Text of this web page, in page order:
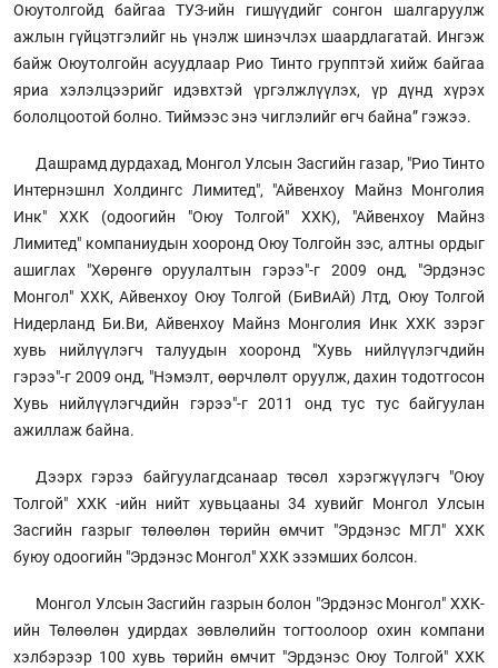
Оюутолгойд байгаа ТУЗ-ийн гишүүдийг сонгон шалгаруулж
ажлын гүйцэтгэлийг нь үнэлж шинэчлэх шаардлагатай. Ингэж
байж Оюутолгойн асуудлаар Рио Тинто групптэй хийж байгаа
яриа хэлэлцээрийг идэвхтэй үргэлжлүүлэх, үр дүнд хүрэх
бололцоотой болно. Тиймээс энэ чиглэлийг өгч байна” гэжээ.
Дашрамд дурдахад, Монгол Улсын Засгийн газар, "Рио Тинто
Интернэшнл Холдингс Лимитед", "Айвенхоу Майнз Монголия
Инк" ХХК (одоогийн "Оюу Толгой" ХХК), "Айвенхоу Майнз
Лимитед" компаниудын хооронд Оюу Толгойн зэс, алтны ордыг
ашиглах "Хөрөнгө оруулалтын гэрээ"-г 2009 онд, "Эрдэнэс
Монгол" ХХК, Айвенхоу Оюу Толгой (БиВиАй) Лтд, Оюу Толгой
Нидерланд Би.Ви, Айвенхоу Майнз Монголия Инк XXK зэрэг
хувь нийлүүлэгч талуудын хооронд "Хувь нийлүүлэгчдийн
гэрээ"-г 2009 онд, "Нэмэлт, өөрчлөлт оруулж, дахин тодотгосон
Хувь нийлүүлэгчдийн гэрээ"-г 2011 онд тус тус байгуулан
ажиллаж байна.
Дээрх гэрээ байгуулагдсанаар төсөл хэрэгжүүлэгч "Оюу
Толгой" ХХК -ийн нийт хувьцааны 34 хувийг Монгол Улсын
Засгийн газрыг төлөөлөн төрийн өмчит "Эрдэнэс МГЛ" ХХК
буюу одоогийн "Эрдэнэс Монгол" ХХК эзэмших болсон.
Монгол Улсын Засгийн газрын болон "Эрдэнэс Монгол" ХХК-
ийн Төлөөлөн удирдах зөвлөлийн тогтоолоор охин компани
хэлбэрээр 100 хувь төрийн өмчит "Эрдэнэс Оюу Толгой" ХХК